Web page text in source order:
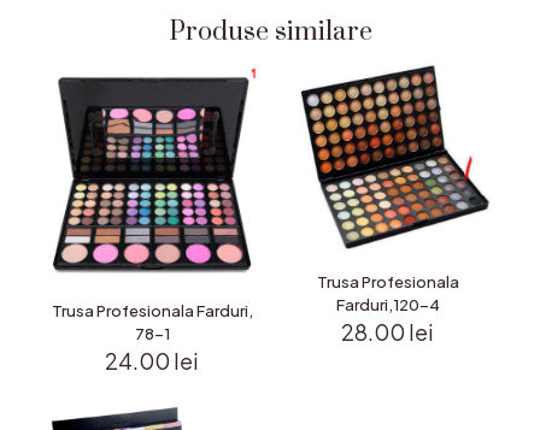
Produse similare
Trusa Profesionala Farduri,
78-1
24.00 lei
Trusa Profesionala
Farduri,120-4
28.00 lei